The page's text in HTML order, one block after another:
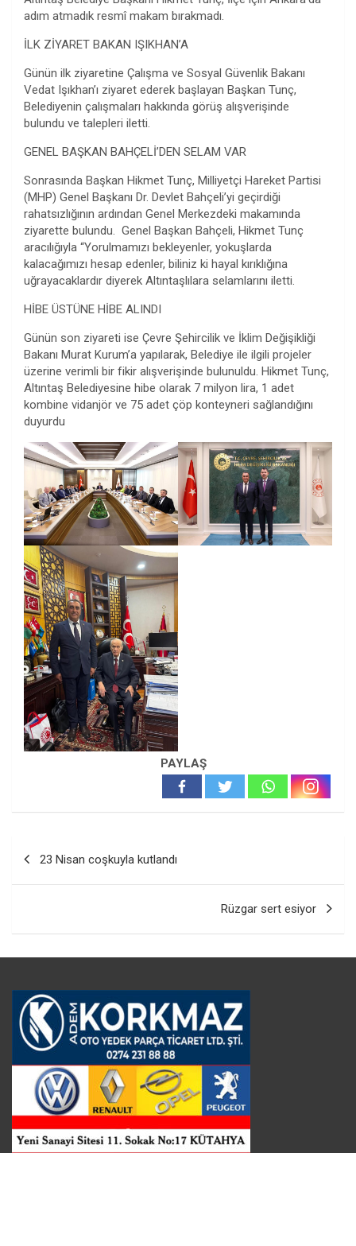
adım atmadık resmî makam bırakmadı.
İLK ZİYARET BAKAN IŞIKHAN’A
Günün ilk ziyaretine Çalışma ve Sosyal Güvenlik Bakanı
Vedat Işıkhan’ı ziyaret ederek başlayan Başkan Tunç,
Belediyenin çalışmaları hakkında görüş alışverişinde
bulundu ve talepleri iletti.
GENEL BAŞKAN BAHÇELİ’DEN SELAM VAR
Sonrasında Başkan Hikmet Tunç, Milliyetçi Hareket Partisi
(MHP) Genel Başkanı Dr. Devlet Bahçeli’yi geçirdiği
rahatsızlığının ardından Genel Merkezdeki makamında
ziyarette bulundu. Genel Başkan Bahçeli, Hikmet Tunç
aracılığıyla “Yorulmamızı bekleyenler, yokuşlarda
kalacağımızı hesap edenler, biliniz ki hayal kırıklığına
uğrayacaklardır diyerek Altıntaşlılara selamlarını iletti.
HİBE ÜSTÜNE HİBE ALINDI
Günün son ziyareti ise Çevre Şehircilik ve İklim Değişikliği
Bakanı Murat Kurum’a yapılarak, Belediye ile ilgili projeler
üzerine verimli bir fikir alışverişinde bulunuldu. Hikmet Tunç,
Altıntaş Belediyesine hibe olarak 7 milyon lira, 1 adet
kombine vidanjör ve 75 adet çöp konteyneri sağlandığını
duyurdu
PAYLAŞ
23 Nisan coşkuyla kutlandı
Rüzgar sert esiyor